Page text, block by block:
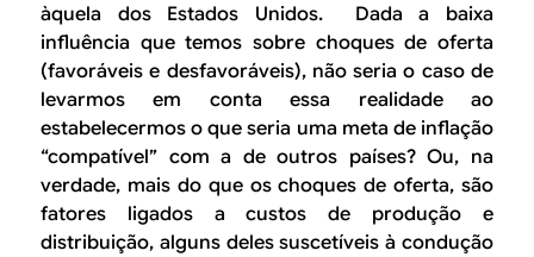
àquela dos Estados Unidos. Dada a baixa
influência que temos sobre choques de oferta
(favoráveis e desfavoráveis), não seria o caso de
levarmos em conta essa realidade ao
estabelecermos o que seria uma meta de inflação
“compatível” com a de outros países? Ou, na
verdade, mais do que os choques de oferta, são
fatores ligados a custos de produção e
distribuição, alguns deles suscetíveis à condução